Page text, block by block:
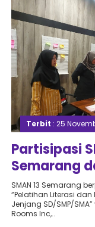
Terbit : 25
Partisipasi
Semarang
Pelatihan
Numerasi
Tahun 2023
SMAN 13 Semarang
“Pelatihan Literasi
Jenjang SD/SMP/
Rooms Inc,..